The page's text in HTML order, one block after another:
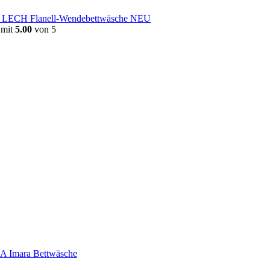
LECH Flanell-Wendebettwäsche NEU
5.00 von 5
Imara Bettwäsche